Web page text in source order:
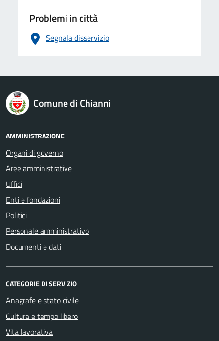
Problemi in città
Segnala disservizio
logo Unione Europea
Comune di Chianni
AMMINISTRAZIONE
Organi di governo
Aree amministrative
Uffici
Enti e fondazioni
Politici
Personale amministrativo
Documenti e dati
CATEGORIE DI SERVIZIO
Anagrafe e stato civile
Cultura e tempo libero
Vita lavorativa